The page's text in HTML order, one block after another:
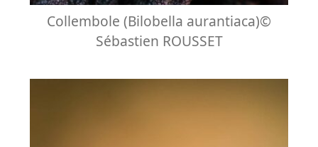
Collembole (Bilobella aurantiaca)©
Sébastien ROUSSET